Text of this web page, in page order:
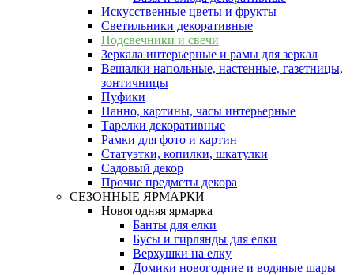
Искусственные цветы и фрукты
Светильники декоративные
Подсвечники и свечи
Зеркала интерьерные и рамы для зеркал
Вешалки напольные, настенные, газетницы,
зонтичницы
Пуфики
Панно, картины, часы интерьерные
Тарелки декоративные
Рамки для фото и картин
Статуэтки, копилки, шкатулки
Садовый декор
Прочие предметы декора
СЕЗОННЫЕ ЯРМАРКИ
Новогодняя ярмарка
Банты для елки
Бусы и гирлянды для елки
Верхушки на елку
Домики новогодние и водяные шары